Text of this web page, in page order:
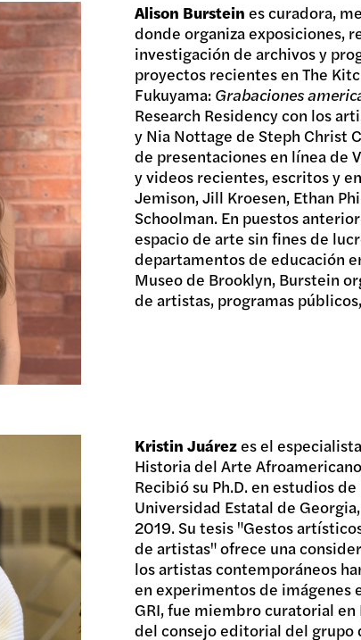
Alison Burstein es curadora,
donde organiza exposiciones,
investigación de archivos y
proyectos recientes en The
Fukuyama: Grabaciones
Research Residency con los
y Nia Nottage de Steph Christ
de presentaciones en línea de
y videos recientes, escritos y
Jemison, Jill Kroesen, Ethan
Schoolman. En puestos
espacio de arte sin fines de
departamentos de educación
Museo de Brooklyn, Burstein
de artistas, programas
Kristin Juárezes el
Historia del Arte
Recibió su Ph.D. en estudios
Universidad Estatal de
2019. Su tesis "Gestos
de artistas" ofrece una
los artistas contemporáneos
en experimentos de imágenes
GRI, fue miembro curatorial
del consejo editorial del grupo